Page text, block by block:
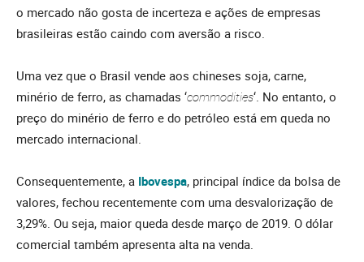
o mercado não gosta de incerteza e ações de empresas
brasileiras estão caindo com aversão a risco.
Uma vez que o Brasil vende aos chineses soja, carne,
minério de ferro, as chamadas ‘commodities‘. No entanto, o
preço do minério de ferro e do petróleo está em queda no
mercado internacional.
Consequentemente, a Ibovespa, principal índice da bolsa de
valores, fechou recentemente com uma desvalorização de
3,29%. Ou seja, maior queda desde março de 2019. O dólar
comercial também apresenta alta na venda.